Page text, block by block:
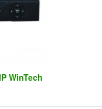
WinTech